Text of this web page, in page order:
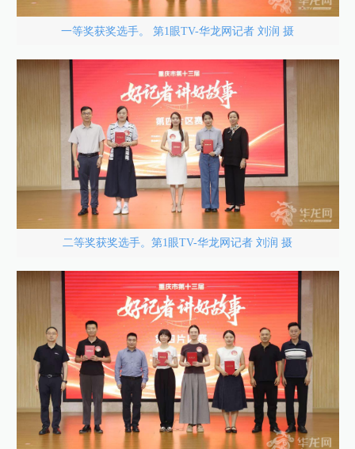
一等奖获奖选手。 第1眼TV-华龙网记者 刘润 摄
二等奖获奖选手。第1眼TV-华龙网记者 刘润 摄